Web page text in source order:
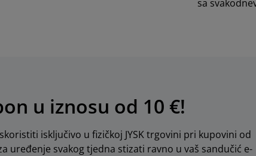
sa
u iznosu od 10 €!
isključivo u fizičkoj JYSK trgovini pri kupovini od
uređenje svakog tjedna stizati ravno u vaš sandučić e-